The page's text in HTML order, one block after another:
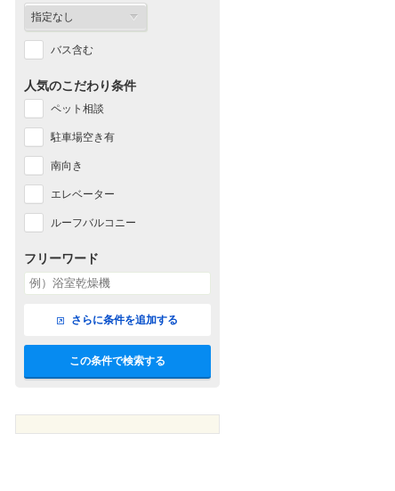
バス含む
人気のこだわり条件
ペット相談
駐車場空き有
南向き
エレベーター
ルーフバルコニー
フリーワード
さらに条件を追加する
この条件で検索する